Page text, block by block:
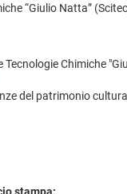
“Giulio Natta”
Tecnologie Chimiche
del patrimonio